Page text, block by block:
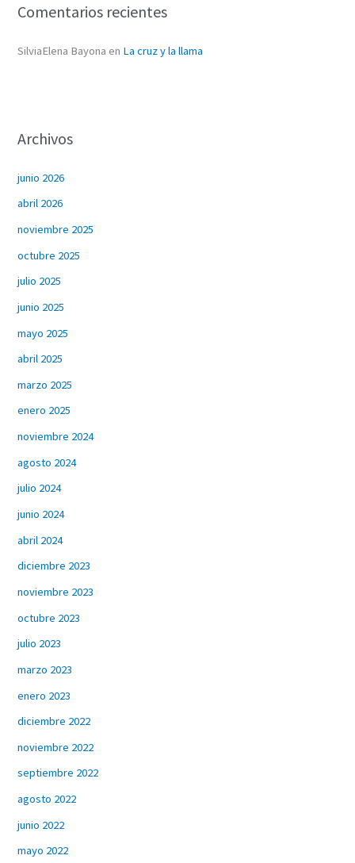
Comentarios recientes
SilviaElena Bayona en La cruz y la llama
Archivos
junio 2026
abril 2026
noviembre 2025
octubre 2025
julio 2025
junio 2025
mayo 2025
abril 2025
marzo 2025
enero 2025
noviembre 2024
agosto 2024
julio 2024
junio 2024
abril 2024
diciembre 2023
noviembre 2023
octubre 2023
julio 2023
marzo 2023
enero 2023
diciembre 2022
noviembre 2022
septiembre 2022
agosto 2022
junio 2022
mayo 2022